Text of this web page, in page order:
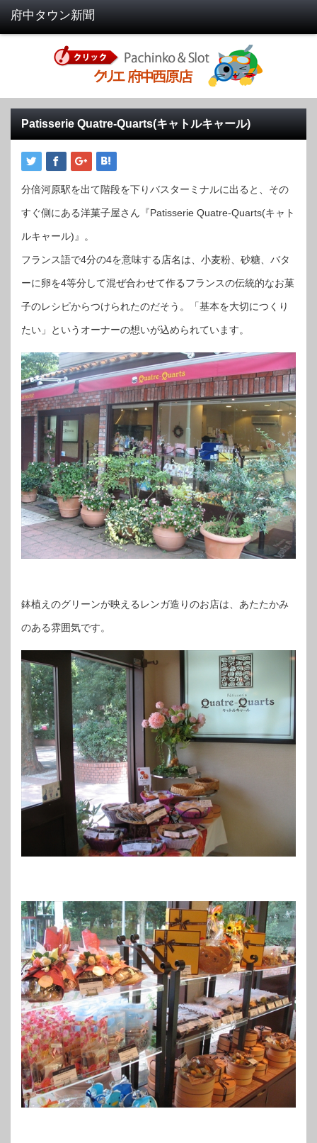
Patisserie Quatre-Quarts(キャトルキャール)
分倍河原駅を出て階段を下りバスターミナルに出ると、その
すぐ側にある洋菓子屋さん『Patisserie Quatre-Quarts(キャト
ルキャール)』。
フランス語で4分の4を意味する店名は、小麦粉、砂糖、バタ
ーに卵を4等分して混ぜ合わせて作るフランスの伝統的なお菓
子のレシピからつけられたのだそう。「基本を大切につくり
たい」というオーナーの想いが込められています。
鉢植えのグリーンが映えるレンガ造りのお店は、あたたかみ
のある雰囲気です。